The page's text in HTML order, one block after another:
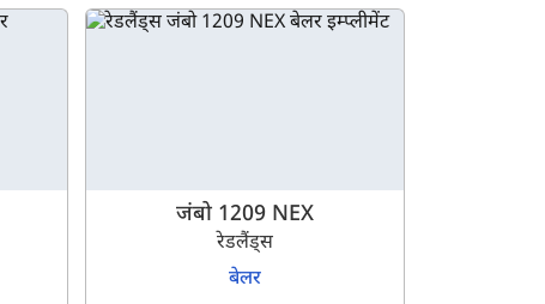
जंबो 1209 NEX
रेडलैंड्स
बेलर